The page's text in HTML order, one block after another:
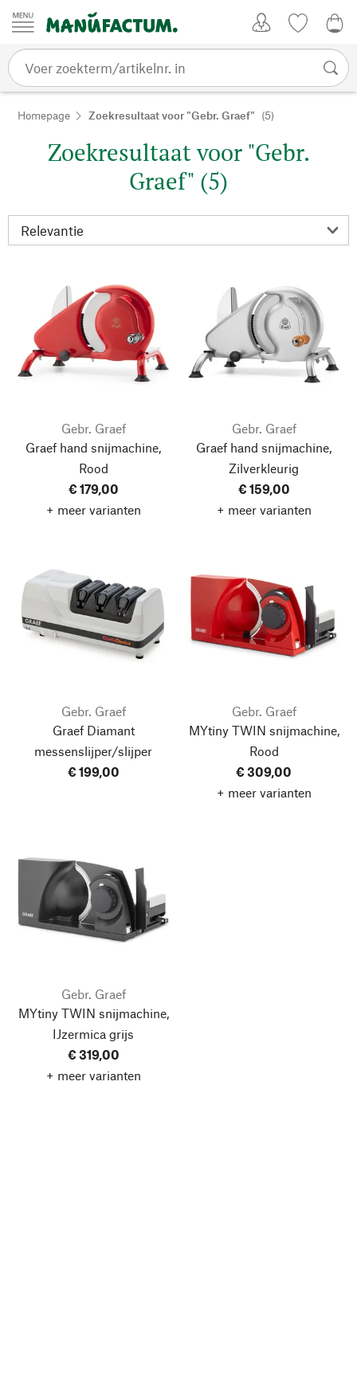
Passer au contenu
Homepage Zoekresultaat voor "Gebr. Graef" (5)
Zoekresultaat voor "Gebr.
Graef" (5)
Gebr. Graef
Graef hand snijmachine,
Rood
€ 179,00
+ meer varianten
Gebr. Graef
Graef hand snijmachine,
Zilverkleurig
€ 159,00
+ meer varianten
Gebr. Graef
Graef Diamant
messenslijper/slijper
€ 199,00
Gebr. Graef
MYtiny TWIN snijmachine,
Rood
€ 309,00
+ meer varianten
Gebr. Graef
MYtiny TWIN snijmachine,
IJzermica grijs
€ 319,00
+ meer varianten